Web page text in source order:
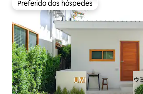
Preferido dos hóspedes
Preferido dos hóspedes